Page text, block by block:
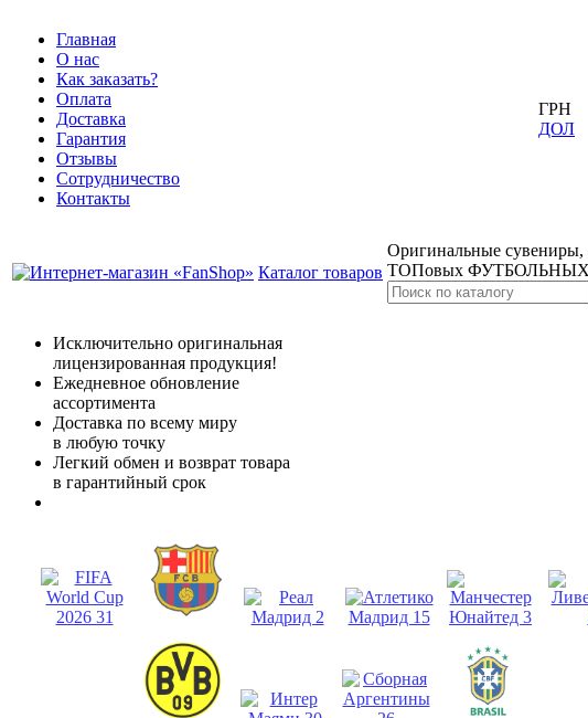
Главная
О нас
Как заказать?
Оплата
Доставка
Гарантия
Отзывы
Сотрудничество
Контакты
ГРН
ДОЛ
Каталог товаров
Оригинальные сувениры,
ТОПовых
Исключительно оригинальная
лицензированная продукция!
Ежедневное обновление
ассортимента
Доставка по всему миру
в любую точку
Легкий обмен и возврат товара
в гарантийный срок